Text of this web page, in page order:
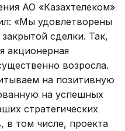
АО «Казахтелеком»
«Мы удовлетворены
сделки. Так,
акционерная
возросла.
на позитивную
на успешных
стратегических
в том числе, проекта